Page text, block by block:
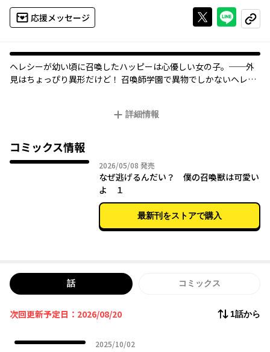
応援メッセージ Xで投稿する
ライン
コピー
ヘレシーが幼い頃に召喚したハッピーは心優しい女の子。──外
見はちょっぴり異形だけど！ 召喚師学園で異物でしかないヘレシ
詳細情報
コミックス情報
2026/05/08 2026年05月08日
発売
なぜ逃げるんだい？ 僕の召喚獣は可愛い
よ １
最新刊をストアで購入
話 コミックス
次回更新予定日：2026/08/20 1話から
2025/10/02
2025年10月02日